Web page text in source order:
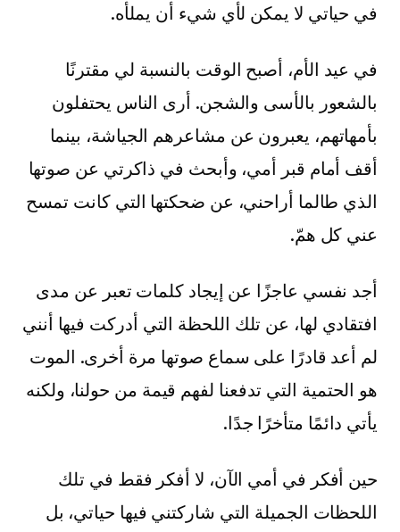
في حياتي لا يمكن لأي شيء أن يملأه.
في عيد الأم، أصبح الوقت بالنسبة لي مقترنًا
بالشعور بالأسى والشجن. أرى الناس يحتفلون
بأمهاتهم، يعبرون عن مشاعرهم الجياشة، بينما
أقف أمام قبر أمي، وأبحث في ذاكرتي عن صوتها
الذي طالما أراحني، عن ضحكتها التي كانت تمسح
عني كل همّ.
أجد نفسي عاجزًا عن إيجاد كلمات تعبر عن مدى
افتقادي لها، عن تلك اللحظة التي أدركت فيها أنني
لم أعد قادرًا على سماع صوتها مرة أخرى. الموت
هو الحتمية التي تدفعنا لفهم قيمة من حولنا، ولكنه
يأتي دائمًا متأخرًا جدًا.
حين أفكر في أمي الآن، لا أفكر فقط في تلك
اللحظات الجميلة التي شاركتني فيها حياتي، بل